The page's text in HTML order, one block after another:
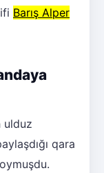
Barış Alper
ulduz
qara